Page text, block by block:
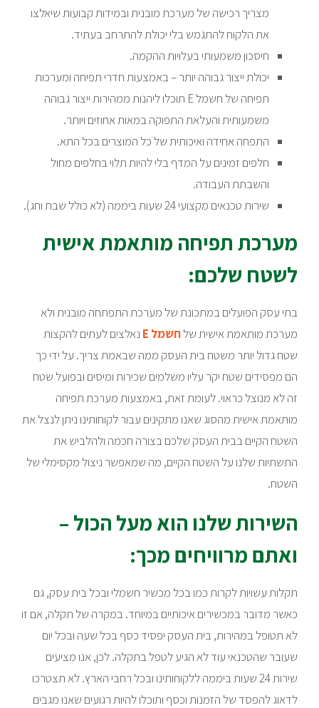
מצריך רכישה של מערכת מובנית ובמידות קבועות שיאלצו
את הלקוח להתגמש בלי יכולת להתרחב בעתיד.
חיסכון משמעותי בעלויות ההקמה.
יכולת ייצור גבוהה יותר – באמצעות חדרי תפיחה ומערכות
תפיחה של חשמל E תוכלו ליהנות ממהירות ייצור גבוהה
משמעותית והעלאת התפוקה במאות אחוזים ויותר.
התפחה אחידה ואיכותית של כל המוצרים בכל התא.
חלפים זמינים על המדף בלי להיות תלוי בחלפים מחול
והשבתת העבודה.
שירות טכנאים מקצועי 24 שעות ביממה (לא כולל שבת וחג).
מערכת תפיחה מותאמת אישית
לשטח שלכם:
בתי עסק הפועלים במתכונת של מערכת התפתחה מובנית ולא
מערכת מותאמת אישית שלחשמל E
נאלצים לעתים להקצות
שטח גדול יותר משטח בית העסק ממה שבאמת צריך. על ידי כך
הם מפסידים שטח יקר עליו משלמים שכירות ומיסים ובפועל שטח
זה לא מנוצל כראוי. לעומת זאת, באמצעות מערכת תפיחה
מותאמת אישית מהסוג שאנו מתקינים עבור לקוחותינו ניתן לנצל את
השטח הקיים בבית העסק שלכם בצורה חכמה ולהלביש את
התשתיות שלנו על השטח הקיים, מה שמאפשר ניצול מקסימלי של
השטח.
השירות שלנו הוא מעל הכול –
ואתם מרוויחים מכך:
תקלות עשויות לקרות כמו בכל מכשיר חשמלי ובכל בית עסק, גם
כאשר מדובר במכשירים איכותיים במיוחד. במקרה של תקלה, אם זו
לא תטופל במהירות, בית העסק יפסיד כסף בכל שעה ובכל יום
שעובר שהטכנאי עוד לא הגיע לטפל בתקלה. לכן, אנו מציעים
שירות 24 שעות ביממה ללקוחותינו ובכל רחבי הארץ. לא תצטרכו
לדאוג להפסד של הזמנות וכסף ותוכלו להיות רגועים שאנו מגבים